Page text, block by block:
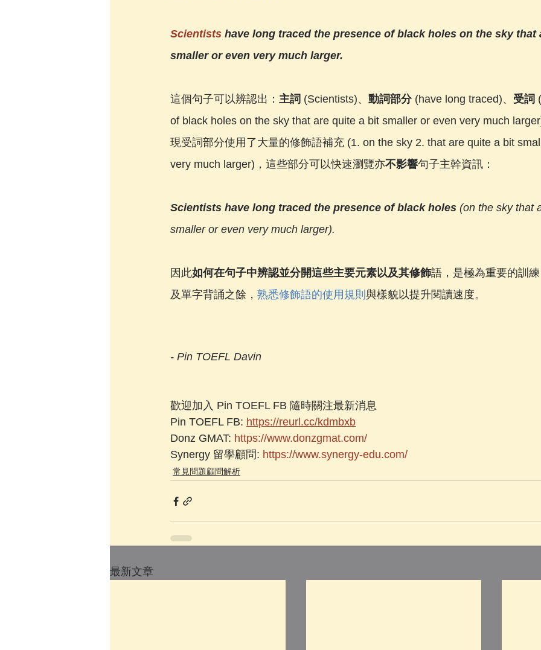
Scientists have long traced the presence of black holes on the sky
smaller or even very much larger.
這個句子可以辨認出： 主詞 (Scientists)、 動詞部分 (have long traced)、 受詞
of black holes on the sky that are quite a bit smaller or even very much
現受詞部分使用了大量的修飾語補充 (1. on the sky 2. that are quite a bit
very much larger)，這些部分可以快速瀏覽亦不影響句子主幹資訊：
Scientists have long traced the presence of black holes (on the sky that
smaller or even very much larger).
因此如何在句子中辨認並分開這些主要元素以及其修飾語，是極為重要的訓
及單字背誦之餘， 熟悉修飾語的使用規則 與樣貌以提升閱讀速度。
- Pin TOEFL Davin
歡迎加入 Pin TOEFL FB 隨時關注最新消息
Pin TOEFL FB: https://reurl.cc/kdmbxb
Donz GMAT: https://www.donzgmat.com/
Synergy 留學顧問: https://www.synergy-edu.com/
常見問題顧問解析
最新文章